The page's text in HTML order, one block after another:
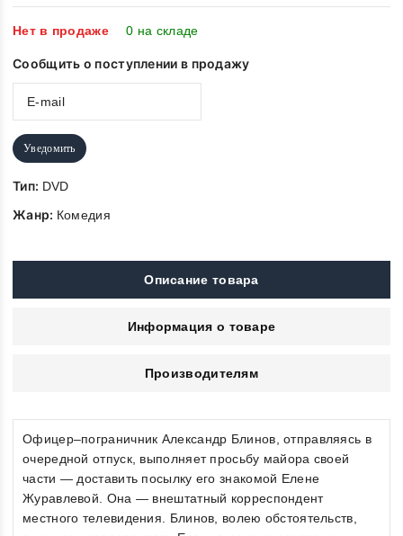
of
5
Нет в продаже 0 на складе
Сообщить о поступлении в продажу
Уведомить
Тип: DVD
Жанр: Комедия
Описание товара
Информация о товаре
Производителям
Офицер–пограничник Александр Блинов, отправляясь в
очередной отпуск, выполняет просьбу майора своей
части — доставить посылку его знакомой Елене
Журавлевой. Она — внештатный корреспондент
местного телевидения. Блинов, волею обстоятельств,